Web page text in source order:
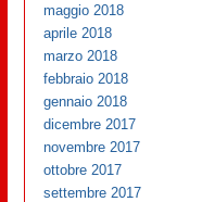
maggio 2018
aprile 2018
marzo 2018
febbraio 2018
gennaio 2018
dicembre 2017
novembre 2017
ottobre 2017
settembre 2017